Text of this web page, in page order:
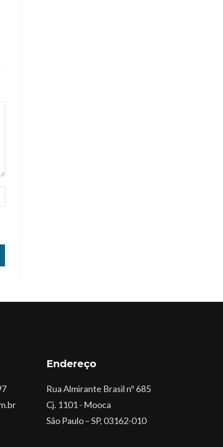
Endereço
Rua Almirante Brasil nº 685
Cj. 1101 - Mooca
São Paulo – SP, 03162-010